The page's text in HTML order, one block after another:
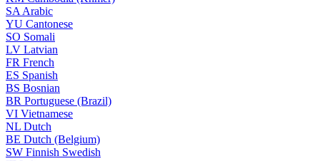
SA Arabic
YU Cantonese
SO Somali
LV Latvian
FR French
ES Spanish
BS Bosnian
BR Portuguese (Brazil)
VI Vietnamese
NL Dutch
BE Dutch (Belgium)
SW Finnish Swedish